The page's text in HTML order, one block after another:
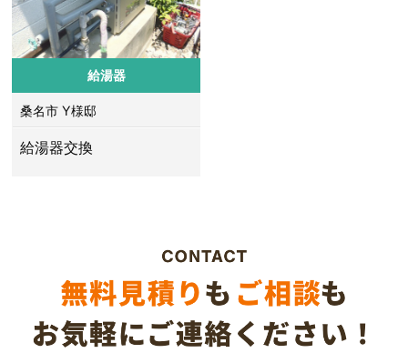
給湯器
桑名市 Y様邸
給湯器交換